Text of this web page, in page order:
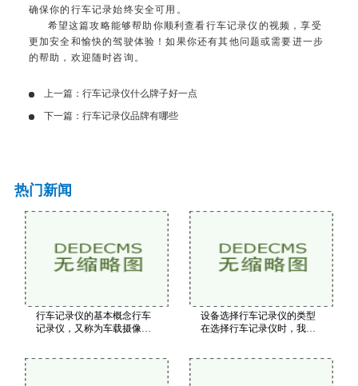
确保你的行车记录始终安全可用。
希望这篇攻略能够帮助你顺利查看行车记录仪的视频，享受
更加安全和愉快的驾驶体验！如果你还有其他问题或需要进一步
的帮助，欢迎随时咨询。
上一篇： 行车记录仪什么牌子好一点
下一篇： 行车记录仪品牌有哪些
热门新闻
行车记录仪的基本概念行车
记录仪，又称为车载摄像
设备选择行车记录仪的类型
在选择行车记录仪时，我们